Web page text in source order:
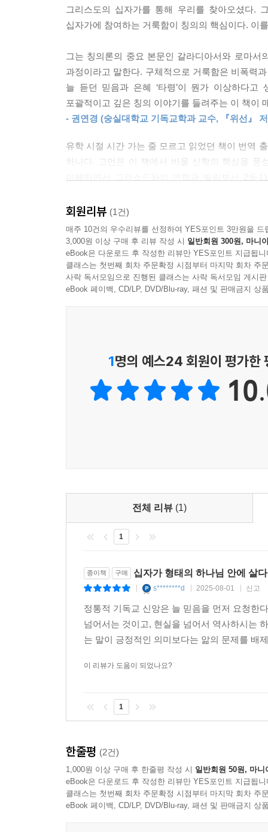
리고 당연히 정의/의와 반드시 연결되어야 한다.
한) ‘수직적’ 혹은 신학적 관계 및 그와 불가분한 (
며, 이 모든 것은 그리스도와 성령에 비추어 이해
다시 한번 우리는, 신자들이 최초에 그리고 계속
rucified Christ)라는 사실을 강조해야 한다. 이 점
부활하신 그리스도를 경험하는 것으로서 ‘함께
라. 이제 내가 육체 가운데 사는 삶은 자기 자신을
“이것은 단순히 ‘이미타티오 크리스티’가 아니다!”
해서 하나님의 성령이 그리스도인을 그리스도 의
에서 알려진 선재하신 하나님의 아들의 케노시스
현실도 계속해서 정의한다. 둘째, 그렇다면 우리
처럼 “십자가는 부활하신 분의 서명이다.” 앞에서
론적 현실이다.
--- 「2장│“믿음으로 의롭게 되다/그리스도와 함께
그리스도가 행한 일이 반직관적이고 지나칠 정도
님의 거룩함의 표현이라고 암시한다. 그렇지 않고
장에서 주장했듯이, 이 말의 의미는 ‘그는 하나님
신 삼위일체 하나님의 사역을 적절하게 적용하지
십자가 형태 사랑은 공존할 수 없다. 왜냐하면 ‘
의 거룩함을 약화하는 자기 탐닉의 한 형태이기 때
--- 「3장│“내가 십자가 형태이니, 너희도 십자가
하나님과의 관계에서 인간의 상태?약함, 경건하
전하고 반직관적인 연민과 은혜에 관해, 이보다
그래서 윌러드 스워틀리(Willard Swartley)는 다
하게 재구성하는 것이 불가능하다.” 그러한 은혜
게 표현하자면, 그 은혜에 의해 수용되는 것이다.
하지만 당연히 거기서 끝이 아니다. 하나님의 사
“내가 십자가 형태이니, 너희도 십자가 형태가 될
십자가에 못 박힘’을 통해 이루어짐을 보여 준다.
하나님의 성품에 참여하는 것이기도 하다. 따라
맞추고, 로마서 5:1-11, 고린도후서 5:14-21, 빌
생명에 참여하는 풍성하면서도 잠재적으로 희
주장한다.
게이저의 주장과, 신성한 폭력에 대한 르네 지
대답으로 앙리 레비와 미로슬라브 볼프의 연구 또
테오시스: 바울 신학의 중심
생소하고 이해하기 어려운, 자기 비움이라는
없다고 강력하게 주장한다.
자기를 비워 인간이 되어 십자가 위에서 죽으신
참여해 하나님과 닮아 가는 이 모든 여정을 바울
ㆍ바울에 대한 전통적 관점과 새로운 관점을 통
ㆍ빌립보서 2:6-11과 갈라디아서, 로마서 등에 나
그리스도의 십자가를 통해 우리를 찾아오셨다.
십자가에 참여하는 거룩함이 칭의의 핵심이다. 이
그는 칭의론의 중요 본문인 갈라디아서와 로마
과정이라고 말한다. 구체적으로 거룩함은 비폭력
늘 듣던 믿음과 은혜 ‘타령’이 뭔가 이상하다
포괄적이고 깊은 칭의 이야기를 들려주는 이 책이
- 권연경 (숭실대학교 기독교학과 교수, 『위선』
유학 시절 시간 가는 줄 모르고 읽었던 책이 번역
하나다. 고먼은 이 책에서 바울 신학의 핵심을
낸다. 『십자가 형태의 하나님 안에 살다』는 무
통해 독자들은 유익하고 새로운 통찰을 발견할 것
- 김규섭 (아신대학교 신약학 교수)
“바울 신학의 중심이 무엇인가”라는 질문에 대해,
달의 보조 분화구에 비유하면서, ‘그리스도와의
마이클 고먼은 이 책에서, 자신의 전작 『삶으
칭의를 그리스도와 ‘함께 십자가에 못 박힘’ 혹
바울에 대한 이 풍부하고 종합적인 해석은 바울
참여하는 것에 있음을 설득력 있게 주장한다. 마
살다』는 바울 복음의 비폭력적이고 세상을 변화
- 리처드 헤이스 (듀크 대학교 신학대학원 신약학
『십자가 형태의 하나님 안에 살다』는 바울에
믿음, 사랑, 행동이 합쳐지면 테오시스-즉, 그리
발전시키고 있다.
마이클 고먼은 이 선구적인 연구에서 칭의와
개척하는 고먼은 비폭력과 십자가의 변화시키는
- 프랭크 마테라 (미국 가톨릭 대학교 성서학 명예
회원리뷰 (1건)
매주 10건의 우수리뷰를 선정하여 YES포인트 3만원을 드
3,000원 이상 구매 후 리뷰 작성 시 일반회원 300원, 마니
eBook은 다운로드 후 작성한 리뷰만 YES포인트 지급됩니
클래스는 첫번째 회차 주문확정 시점부터 마지막 회차 주
사락 독서모임으로 진행된 클래스는 사락 독서모임 게시
eBook 페이백, CD/LP, DVD/Blu-ray, 패션 및 판매금지 상
1명의 예스24 회원이 평가한
전체 리뷰 (1)
1
종이책 구매 십자가 형태의 하나님 안에 살다
s********d 2025-08-01 신고
정통적 기독교 신앙은 늘 믿음을 먼저 요청한
넘어서는 것이고, 현실을 넘어서 역사하시는
는 말이 긍정적인 의미보다는 앎의 문제를 배
이 리뷰가 도움이 되었나요?
1
한줄평 (2건)
1,000원 이상 구매 후 한줄평 작성 시 일반회원 50원, 마니
eBook은 다운로드 후 작성한 리뷰만 YES포인트 지급됩니
클래스는 첫번째 회차 주문확정 시점부터 마지막 회차 주
eBook 페이백, CD/LP, DVD/Blu-ray, 패션 및 판매금지 상